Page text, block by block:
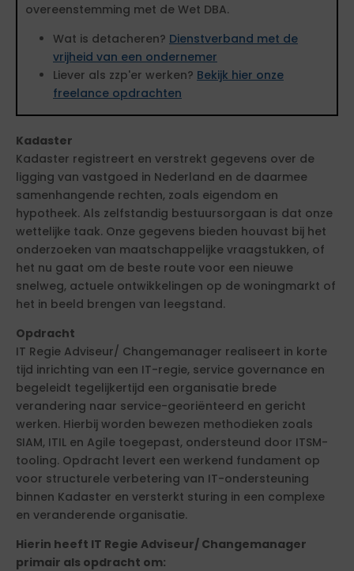
overeenstemming met de Wet DBA.
Wat is detacheren? Dienstverband met de
vrijheid van een ondernemer
Liever als zzp'er werken? Bekijk hier onze
freelance opdrachten
Kadaster
Kadaster registreert en verstrekt gegevens over de
ligging van vastgoed in Nederland en de daarmee
samenhangende rechten, zoals eigendom en
hypotheek. Als zelfstandig bestuursorgaan is dat onze
wettelijke taak. Onze gegevens bieden houvast bij het
onderzoeken van maatschappelijke vraagstukken, of
het nu gaat om de beste route voor een nieuwe
snelweg, actuele ontwikkelingen op de woningmarkt of
het in beeld brengen van leegstand.
Opdracht
IT Regie Adviseur/ Changemanager realiseert in korte
tijd inrichting van een IT-regie, service governance en
begeleidt tegelijkertijd een organisatie brede
verandering naar service-georiënteerd en gericht
werken. Hierbij worden bewezen methodieken zoals
SIAM, ITIL en Agile toegepast, ondersteund door ITSM-
tooling. Opdracht levert een werkend fundament op
voor structurele verbetering van IT-ondersteuning
binnen Kadaster en versterkt sturing in een complexe
en veranderende organisatie.
Hierin heeft IT Regie Adviseur/ Changemanager
primair als opdracht om: